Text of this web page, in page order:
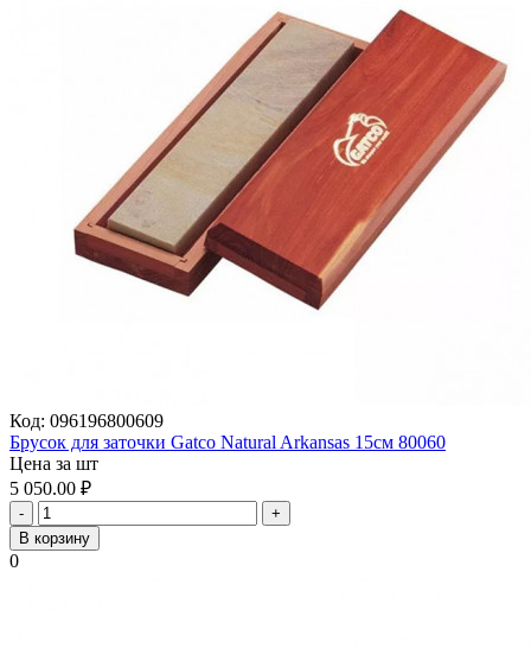
Код: 096196800609
Брусок для заточки Gatco Natural Arkansas 15см 80060
Цена за шт
5 050.00 ₽
-
+
В корзину
0